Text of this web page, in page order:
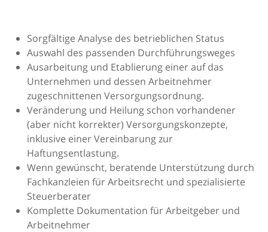
Sorgfältige Analyse des betrieblichen Status
Auswahl des passenden Durchführungsweges
Ausarbeitung und Etablierung einer auf das
Unternehmen und dessen Arbeitnehmer
zugeschnittenen Versorgungsordnung.
Veränderung und Heilung schon vorhandener
(aber nicht korrekter) Versorgungskonzepte,
inklusive einer Vereinbarung zur
Haftungsentlastung.
Wenn gewünscht, beratende Unterstützung durch
Fachkanzleien für Arbeitsrecht und spezialisierte
Steuerberater
Komplette Dokumentation für Arbeitgeber und
Arbeitnehmer